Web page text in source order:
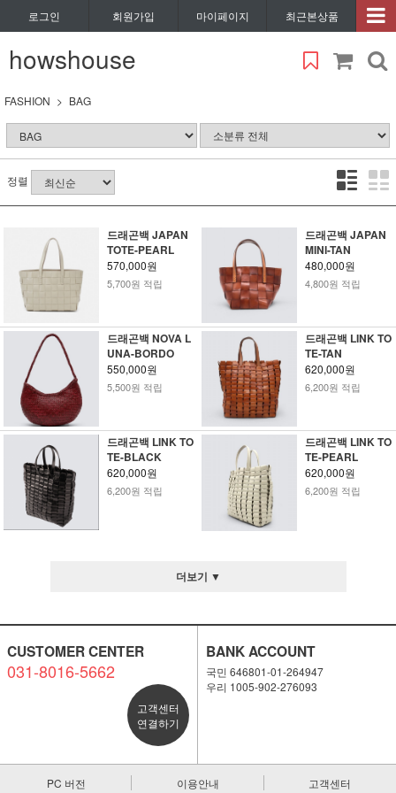
로그인 회원가입 마이페이지 최근본상품
howshouse
FASHION BAG
정렬
드래곤백 JAPAN
TOTE-PEARL
570,000원
5,700원 적립
드래곤백 JAPAN
MINI-TAN
480,000원
4,800원 적립
드래곤백 NOVA L
UNA-BORDO
550,000원
5,500원 적립
드래곤백 LINK TO
TE-TAN
620,000원
6,200원 적립
드래곤백 LINK TO
TE-BLACK
620,000원
6,200원 적립
드래곤백 LINK TO
TE-PEARL
620,000원
6,200원 적립
더보기 ▼
CUSTOMER CENTER
031-8016-5662
고객센터
연결하기
BANK ACCOUNT
국민 646801-01-264947
우리 1005-902-276093
PC 버전 이용안내 고객센터